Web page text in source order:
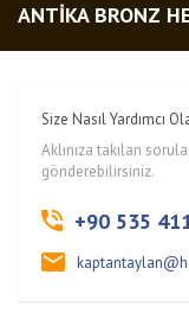
ANTIKA BRONZ
Size Nasıl Yardımcı
Aklınıza takılan
gönderebilirsiniz.
+90 535